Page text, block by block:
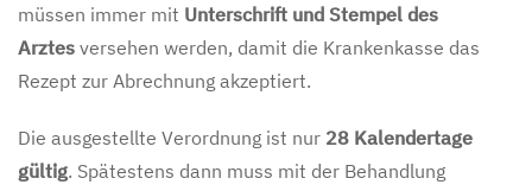
müssen immer mit Unterschrift und Stempel des
Arztes versehen werden, damit die Krankenkasse das
Rezept zur Abrechnung akzeptiert.
Die ausgestellte Verordnung ist nur 28 Kalendertage
gültig. Spätestens dann muss mit der Behandlung